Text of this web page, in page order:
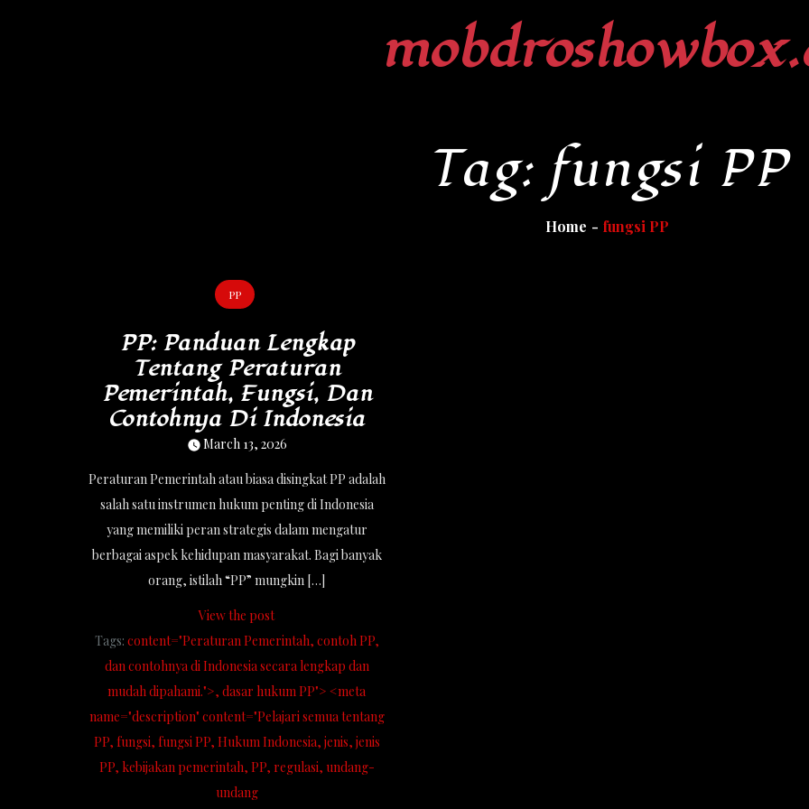
Tag: fungsi PP
Home fungsi PP
PP
PP: Panduan Lengkap
Tentang Peraturan
Pemerintah, Fungsi, Dan
Contohnya Di Indonesia
March 13, 2026
Peraturan Pemerintah atau biasa disingkat PP adalah
salah satu instrumen hukum penting di Indonesia
yang memiliki peran strategis dalam mengatur
berbagai aspek kehidupan masyarakat. Bagi banyak
orang, istilah “PP” mungkin […]
View the post
Tags: content="Peraturan Pemerintah contoh PP
dan contohnya di Indonesia secara lengkap dan
mudah dipahami."> dasar hukum PP"> <meta
name="description" content="Pelajari semua tentang
PP fungsi fungsi PP Hukum Indonesia jenis jenis
PP kebijakan pemerintah PP regulasi undang-
undang